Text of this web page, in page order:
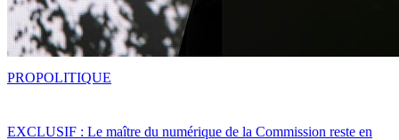
EXCLUSIF : Le maître du numérique de la Commission reste en
PROPOLITIQUE